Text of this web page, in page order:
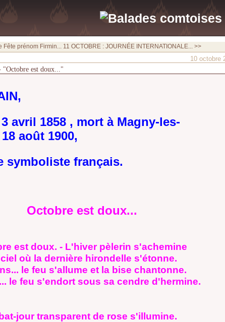
Fête prénom Firmin... 11 OCTOBRE : JOURNÉE INTERNATIONALE... >>
10 octobre
est doux..."
avril 1858 , mort à Magny-les-
août 1900,
symboliste français.
Octobre est doux...
est doux. - L'hiver pèlerin s'achemine
où la dernière hirondelle s'étonne.
le feu s'allume et la bise chantonne.
le feu s'endort sous sa cendre d'hermine.
jour transparent de rose s'illumine.